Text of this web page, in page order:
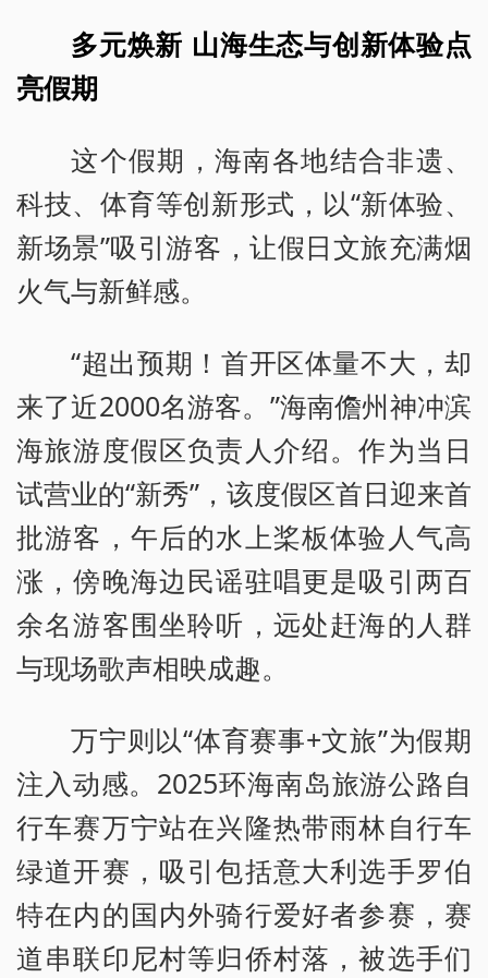
多元焕新 山海生态与创新体验点
亮假期
这个假期，海南各地结合非遗、
科技、体育等创新形式，以“新体验、
新场景”吸引游客，让假日文旅充满烟
火气与新鲜感。
“超出预期！首开区体量不大，却
来了近2000名游客。”海南儋州神冲滨
海旅游度假区负责人介绍。作为当日
试营业的“新秀”，该度假区首日迎来首
批游客，午后的水上桨板体验人气高
涨，傍晚海边民谣驻唱更是吸引两百
余名游客围坐聆听，远处赶海的人群
与现场歌声相映成趣。
万宁则以“体育赛事+文旅”为假期
注入动感。2025环海南岛旅游公路自
行车赛万宁站在兴隆热带雨林自行车
绿道开赛，吸引包括意大利选手罗伯
特在内的国内外骑行爱好者参赛，赛
道串联印尼村等归侨村落，被选手们